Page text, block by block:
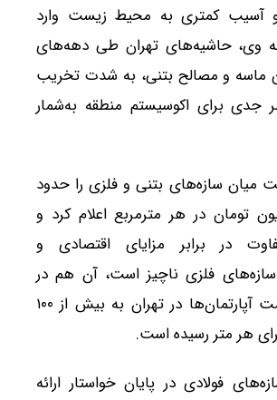
و آسیب کمتری به محیط‌ زیست وارد
وی، حاشیه‌های تهران طی دهه‌های
ماسه و مصالح بتنی، به شدت تخریب
جدی برای اکوسیستم منطقه به‌شمار
میان سازه‌های بتنی و فلزی را حدود
۱.۵ میلیون تومان در هر مترمربع اعلام کرد و
در برابر مزایای اقتصادی و
فلزی ناچیز است، آن هم در
شرایطی که قیمت آپارتمان‌ها در تهران به بیش از ۱۰۰
هر متر رسیده است.
فولادی در پایان خواستار ارائه